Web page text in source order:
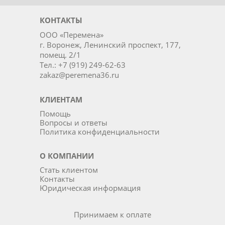
КОНТАКТЫ
ООО «Перемена»
г. Воронеж, Ленинский проспект, 177,
помещ. 2/1
Тел.: +7 (919) 249-62-63
zakaz@peremena36.ru
КЛИЕНТАМ
Помощь
Вопросы и ответы
Политика конфиденциальности
О КОМПАНИИ
Стать клиентом
Контакты
Юридическая информация
Принимаем к оплате